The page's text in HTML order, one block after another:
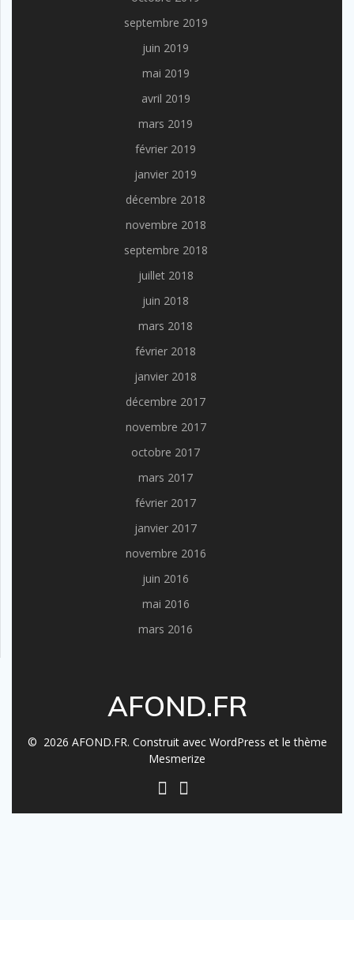
septembre 2019
juin 2019
mai 2019
avril 2019
mars 2019
février 2019
janvier 2019
décembre 2018
novembre 2018
septembre 2018
juillet 2018
juin 2018
mars 2018
février 2018
janvier 2018
décembre 2017
novembre 2017
octobre 2017
mars 2017
février 2017
janvier 2017
novembre 2016
juin 2016
mai 2016
mars 2016
AFOND.FR
© 2026 AFOND.FR. Construit avec WordPress et lethème
Mesmerize